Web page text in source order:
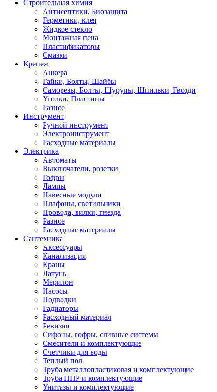
Строительная химия
Антисептики, Биозащита
Герметики, клея
Жидкое стекло
Монтажная пена
Пластификаторы
Смазки
Крепеж
Анкера
Гайки, Болты, Шайбы
Саморезы, Болты, Шурупы, Шпильки, Гвозди
Уголки, Пластины
Разное
Инструмент
Ручной инструмент
Электроинструмент
Расходные материалы
Электрика
Автоматы
Выключатели, розетки
Гофры
Лампы
Навесные модули
Плафоны, светильники
Провода, вилки, гнезда
Разное
Расходные материалы
Сантехника
Аксессуары
Канализация
Краны
Латунь
Мерилон
Насосы
Подводки
Радиаторы
Расходный материал
Ревизия
Сифоны, гофры, сливные системы
Смесители и комплектующие
Счетчики для воды
Теплый пол
Труба металлопластиковая и комплектующие
Труба ППР и комплектующие
Унитазы и комплектующие